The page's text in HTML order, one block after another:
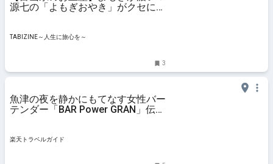
源七の「よもぎおやき」がクセにな
TABIZINE～人生に旅心を～
3
魚津の夜を静かにもてなす女性バー
テンダー「BAR Power GRAN」伝説
ル】
楽天トラベルガイド